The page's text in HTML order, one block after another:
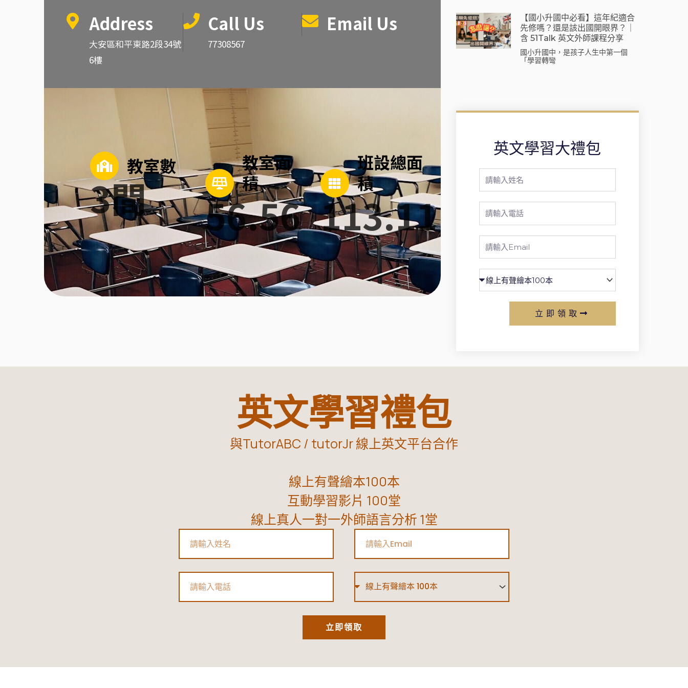
Address
大安區和平東路2段34號
6樓
Call Us
77308567
Email Us
3間
教室數
教室面
積
56.56
班設總面
積
113.11
【國小升國中必看】這年紀適合
先修嗎？還是該出國開眼界？｜
含 51Talk 英文外師課程分享
國小升國中，是孩子人生中第一個
「學習轉彎
英文學習大禮包
Full
Name
Phone
Email
立即領取
英文學習禮包
與TutorABC / tutorJr 線上英文平台合作
線上有聲繪本100本
互動學習影片 100堂
線上真人一對一外師語言分析 1堂
立即領取